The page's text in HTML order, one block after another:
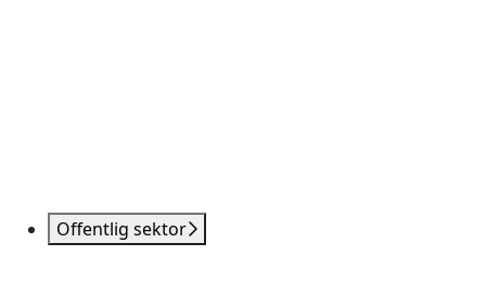
Offentlig sektor